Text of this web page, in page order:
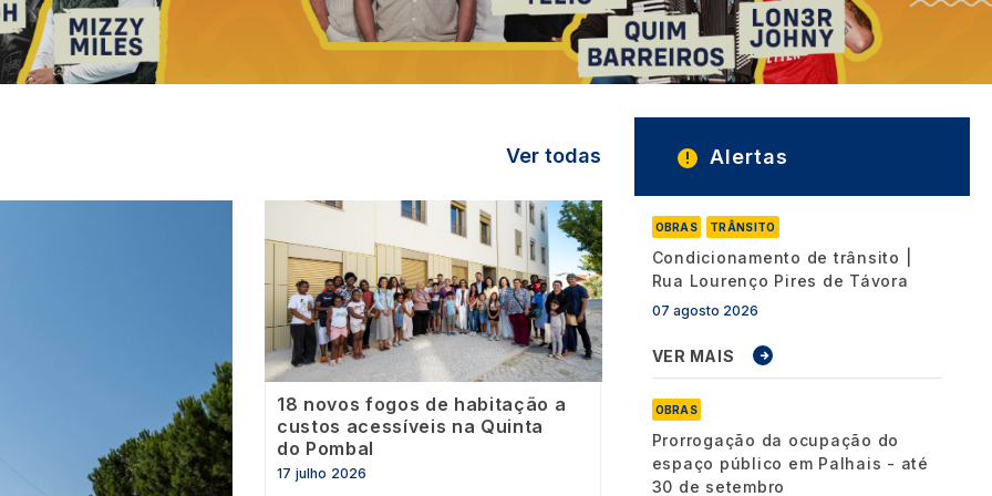
Ver todas
18 novos fogos de habitação a
custos acessíveis na Quinta
do Pombal
17 julho 2026
Alertas
OBRAS TRÂNSITO
Condicionamento de trânsito |
Rua Lourenço Pires de Távora
07 agosto 2026
VER MAIS
OBRAS
Prorrogação da ocupação do
espaço público em Palhais - até
30 de setembro